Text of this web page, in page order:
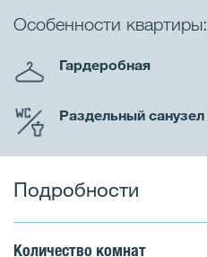
Особенности квартиры:
Гардеробная
Раздельный санузел
Подробности
Количество комнат